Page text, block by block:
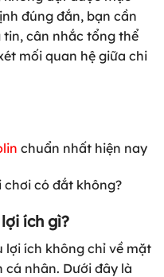
đúng đắn, bạn cần
cân nhắc tổng thể
mối quan hệ giữa chi
chuẩn nhất hiện nay
chơi có đắt không?
ích gì?
lợi ích không chỉ về mặt
nhân. Dưới đây là